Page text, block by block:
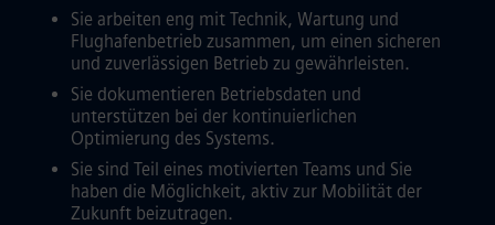
Sie arbeiten eng mit Technik, Wartung und
Flughafenbetrieb zusammen, um einen sicheren
und zuverlässigen Betrieb zu gewährleisten.
Sie dokumentieren Betriebsdaten und
unterstützen bei der kontinuierlichen
Optimierung des Systems.
Sie sind Teil eines motivierten Teams und Sie
haben die Möglichkeit, aktiv zur Mobilität der
Zukunft beizutragen.